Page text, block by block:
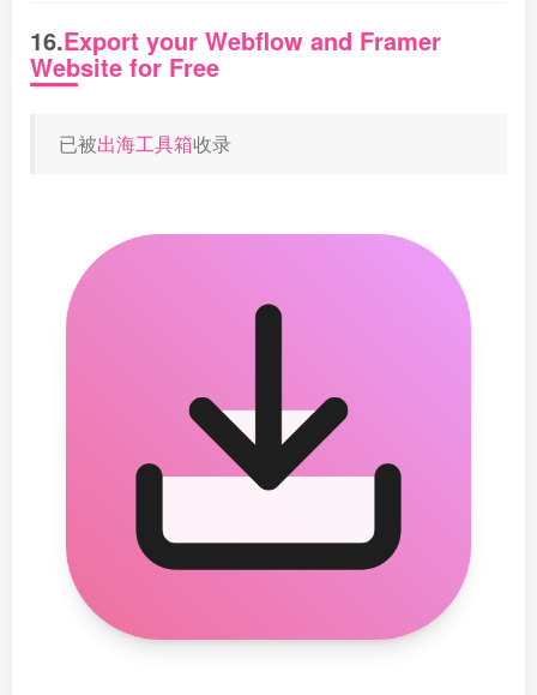
16.Export your Webflow and Framer
Website for Free
已被出海工具箱收录